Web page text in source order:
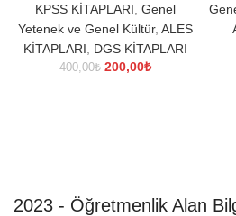
KPSS KİTAPLARI Genel
Yetenek ve Genel Kültür, ALES
KİTAPLARI
DGS KİTAPLARI
400,00₺ Orijinal
200,00₺Şu
2023 - Öğretmenlik Alan